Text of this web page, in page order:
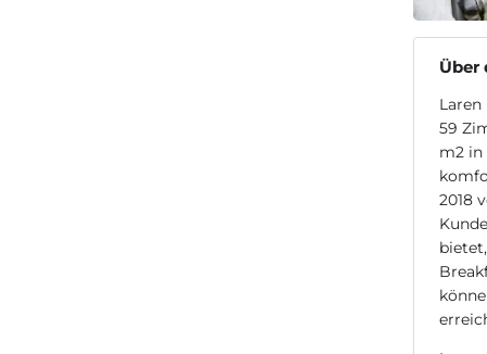
Über
Laren
59
m2 in
2018